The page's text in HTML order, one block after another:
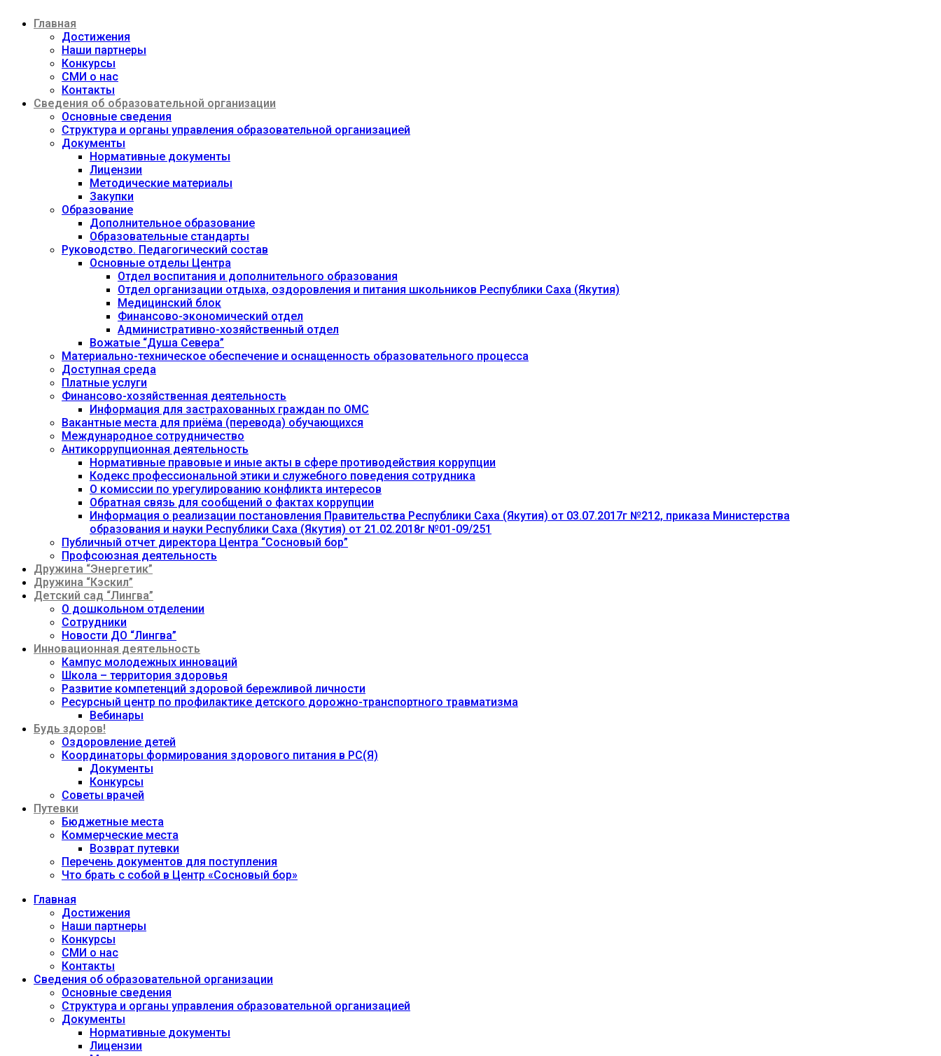
содержимому
Главная
Достижения
Наши партнеры
Конкурсы
СМИ о нас
Контакты
Сведения об образовательной организации
Основные сведения
Структура и органы управления образовательной организацией
Документы
Нормативные документы
Лицензии
Методические материалы
Закупки
Образование
Дополнительное образование
Образовательные стандарты
Руководство. Педагогический состав
Основные отделы Центра
Отдел воспитания и дополнительного образования
Отдел организации отдыха, оздоровления и питания школьников Республики Саха (Якутия)
Медицинский блок
Финансово-экономический отдел
Административно-хозяйственный отдел
Вожатые “Душа Севера”
Материально-техническое обеспечение и оснащенность образовательного процесса
Доступная среда
Платные услуги
Финансово-хозяйственная деятельность
Информация для застрахованных граждан по ОМС
Вакантные места для приёма (перевода) обучающихся
Международное сотрудничество
Антикоррупционная деятельность
Нормативные правовые и иные акты в сфере противодействия коррупции
Кодекс профессиональной этики и служебного поведения сотрудника
О комиссии по урегулированию конфликта интересов
Обратная связь для сообщений о фактах коррупции
Информация о реализации постановления Правительства Республики Саха (Якутия) от 03.07.2017г №212, приказа Министерства
образования и науки Республики Саха (Якутия) от 21.02.2018г №01-09/251
Публичный отчет директора Центра “Сосновый бор”
Профсоюзная деятельность
Дружина “Энергетик”
Дружина “Кэскил”
Детский сад “Лингва”
О дошкольном отделении
Сотрудники
Новости ДО “Лингва”
Инновационная деятельность
Кампус молодежных инноваций
Школа – территория здоровья
Развитие компетенций здоровой бережливой личности
Ресурсный центр по профилактике детского дорожно-транспортного травматизма
Вебинары
Будь здоров!
Оздоровление детей
Координаторы формирования здорового питания в РС(Я)
Документы
Конкурсы
Советы врачей
Путевки
Бюджетные места
Коммерческие места
Возврат путевки
Перечень документов для поступления
Что брать с собой в Центр «Сосновый бор»
Главная
Достижения
Наши партнеры
Конкурсы
СМИ о нас
Контакты
Сведения об образовательной организации
Основные сведения
Структура и органы управления образовательной организацией
Документы
Нормативные документы
Лицензии